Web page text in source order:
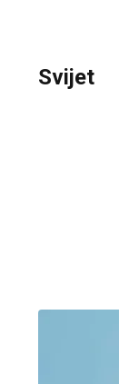
Svijet